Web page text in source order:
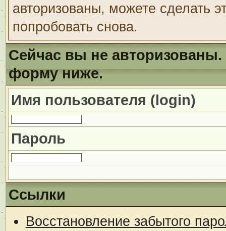
авторизованы, можете сделать
попробовать снова.
Сейчас вы не авторизованы.
форму ниже.
Имя пользователя (login)
Пароль
Ссылки
Восстановление забытого